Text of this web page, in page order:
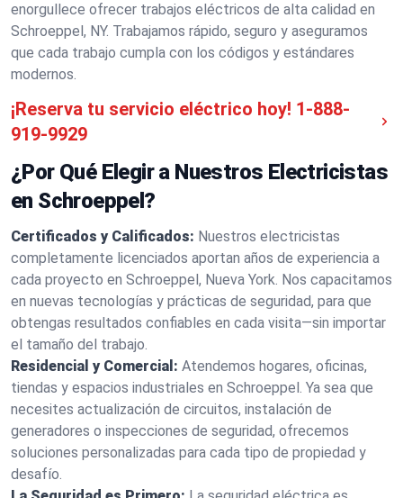
enorgullece ofrecer trabajos eléctricos de alta calidad en
Schroeppel, NY. Trabajamos rápido, seguro y aseguramos
que cada trabajo cumpla con los códigos y estándares
modernos.
¡Reserva tu servicio eléctrico hoy! 1-888-
919-9929
¿Por Qué Elegir a Nuestros Electricistas
en Schroeppel?
Certificados y Calificados: Nuestros electricistas
completamente licenciados aportan años de experiencia a
cada proyecto en Schroeppel, Nueva York. Nos capacitamos
en nuevas tecnologías y prácticas de seguridad, para que
obtengas resultados confiables en cada visita—sin importar
el tamaño del trabajo.
Residencial y Comercial: Atendemos hogares, oficinas,
tiendas y espacios industriales en Schroeppel. Ya sea que
necesites actualización de circuitos, instalación de
generadores o inspecciones de seguridad, ofrecemos
soluciones personalizadas para cada tipo de propiedad y
desafío.